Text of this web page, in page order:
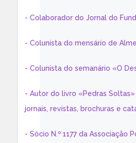
- Colaborador do Jornal do
- Colunista do mensário de
- Colunista do semanário «O
- Autor do livro «Pedras
jornais, revistas, brochuras e
- Sócio N.º 1177 da Associação